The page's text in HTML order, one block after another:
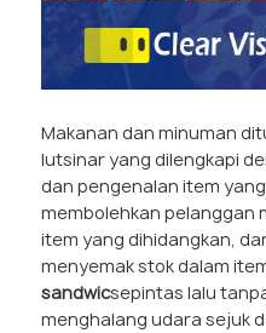
Makanan dan minuman
lutsinar yang dilengkapi
dan pengenalan item
membolehkan pelanggan
item yang dihidangkan,
menyemak stok dalam
sandwicsepintas lalu
menghalang udara sejuk